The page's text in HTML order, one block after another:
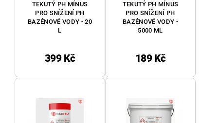
TEKUTÝ PH MÍNUS
PRO SNÍŽENÍ PH
BAZÉNOVÉ VODY - 20
L
399 Kč
TEKUTÝ PH MÍNUS
PRO SNÍŽENÍ PH
BAZÉNOVÉ VODY -
5000 ML
189 Kč